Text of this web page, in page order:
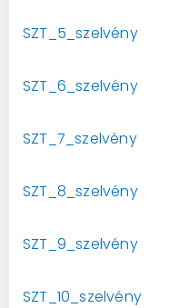
SZT_5_szelvény
SZT_6_szelvény
SZT_7_szelvény
SZT_8_szelvény
SZT_9_szelvény
SZT_10_szelvény